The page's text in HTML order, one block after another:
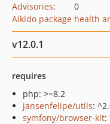
Advisories:
0
Aikido package health
v12.0.1
requires
php: >=8.2
jansenfelipe/utils:
symfony/browser-kit: